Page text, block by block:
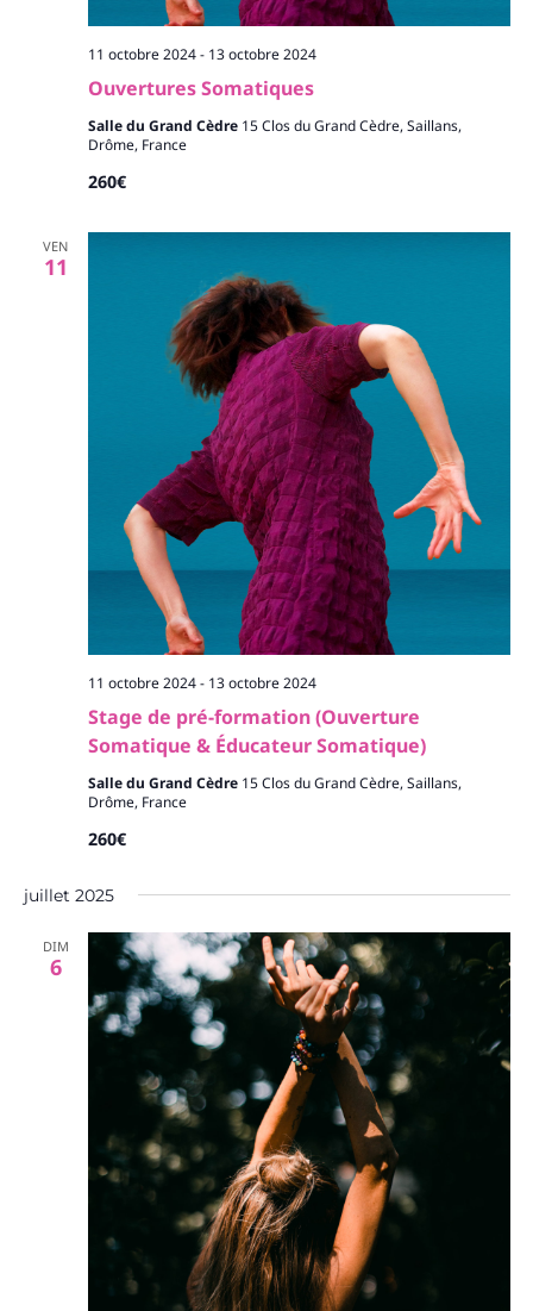
Ouvertures Somatiques
11 octobre 2024- 13 octobre 2024
Salle du Grand Cèdre 15 Clos du Grand Cèdre, Saillans,
Drôme, France
260€
VEN
11
Stage de pré-formation (Ouverture
Somatique & Éducateur Somatique)
11 octobre 2024- 13 octobre 2024
Salle du Grand Cèdre 15 Clos du Grand Cèdre, Saillans,
Drôme, France
260€
juillet 2025
DIM
6